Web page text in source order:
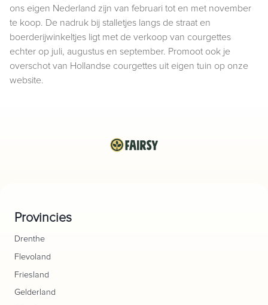
ons eigen Nederland zijn van februari tot en met november
te koop. De nadruk bij stalletjes langs de straat en
boerderijwinkeltjes ligt met de verkoop van courgettes
echter op juli, augustus en september. Promoot ook je
overschot van Hollandse courgettes uit eigen tuin op onze
website.
Provincies
Drenthe
Flevoland
Friesland
Gelderland